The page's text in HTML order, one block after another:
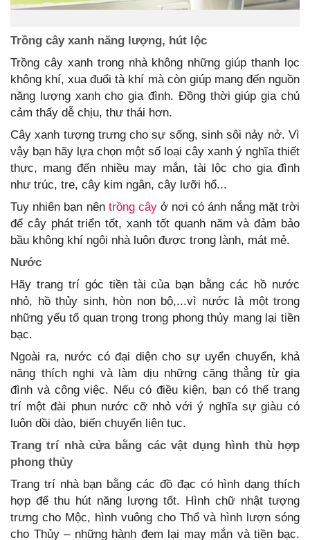
Trồng cây xanh năng lượng, hút lộc
Trồng cây xanh trong nhà không những giúp thanh lọc
không khí, xua đuổi tà khí mà còn giúp mang đến nguồn
năng lượng xanh cho gia đình. Đồng thời giúp gia chủ
cảm thấy dễ chịu, thư thái hơn.
Cây xanh tượng trưng cho sự sống, sinh sôi nảy nở. Vì
vậy bạn hãy lựa chọn một số loại cây xanh ý nghĩa thiết
thực, mang đến nhiều may mắn, tài lộc cho gia đình
như trúc, tre, cây kim ngân, cây lưỡi hổ...
Tuy nhiên bạn nên trồng câyở nơi có ánh nắng mặt trời
để cây phát triển tốt, xanh tốt quanh năm và đảm bảo
bầu không khí ngôi nhà luôn được trong lành, mát mẻ.
Nước
Hãy trang trí góc tiền tài của bạn bằng các hồ nước
nhỏ, hồ thủy sinh, hòn non bộ,...vì nước là một trong
những yếu tố quan trọng trong phong thủy mang lại tiền
bạc.
Ngoài ra, nước có đại diện cho sự uyển chuyển, khả
năng thích nghi và làm dịu những căng thẳng từ gia
đình và công việc. Nếu có điều kiện, bạn có thể trang
trí một đài phun nước cỡ nhỏ với ý nghĩa sự giàu có
luôn dồi dào, biến chuyển liên tục.
Trang trí nhà cửa bằng các vật dụng hình thù hợp
phong thủy
Trang trí nhà bạn bằng các đồ đạc có hình dạng thích
hợp để thu hút năng lượng tốt. Hình chữ nhật tượng
trưng cho Mộc, hình vuông cho Thổ và hình lượn sóng
cho Thủy – những hành đem lại may mắn và tiền bạc.